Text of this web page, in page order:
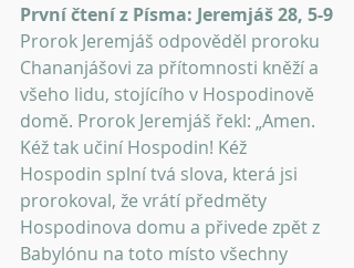
První čtení z Písma: Jeremjáš 28, 5-9
Prorok Jeremjáš odpověděl proroku
Chananjášovi za přítomnosti kněží a
všeho lidu, stojícího v Hospodinově
domě. Prorok Jeremjáš řekl: „Amen.
Kéž tak učiní Hospodin! Kéž
Hospodin splní tvá slova, která jsi
prorokoval, že vrátí předměty
Hospodinova domu a přivede zpět z
Babylónu na toto místo všechny